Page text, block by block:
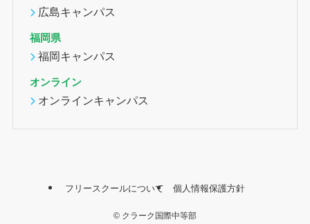
広島キャンパス
福岡県
福岡キャンパス
オンライン
オンラインキャンパス
フリースクールについて 個人情報保護方針
© クラーク国際中等部